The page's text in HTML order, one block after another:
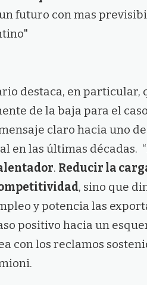
futuro con mas
destaca, en particular,
de la baja para el
claro hacia uno
en las últimas décadas.
. Reducir la
, sino que
y potencia las
positivo hacia un
con los reclamos